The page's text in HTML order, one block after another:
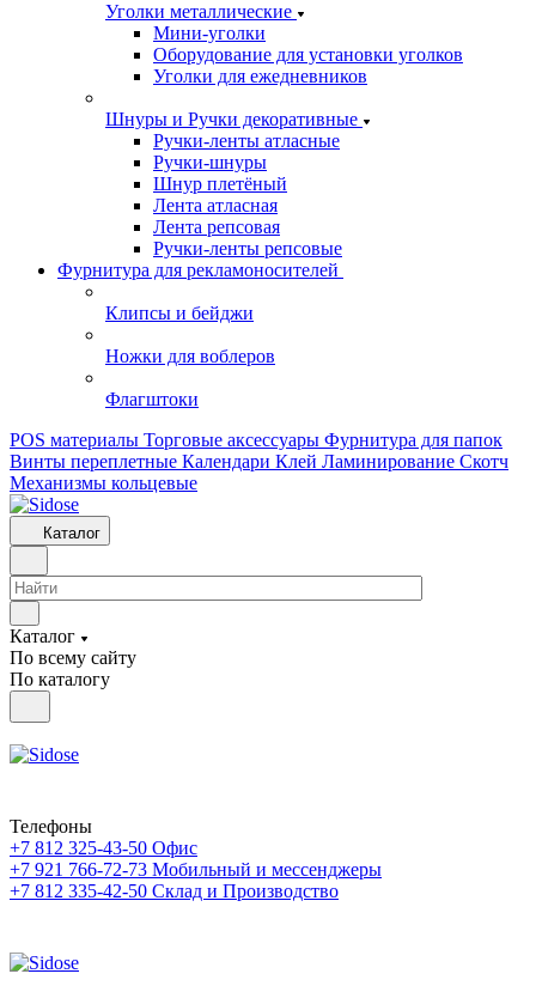
Уголки металлические
Мини-уголки
Оборудование для установки уголков
Уголки для ежедневников
Шнуры и Ручки декоративные
Ручки-ленты атласные
Ручки-шнуры
Шнур плетёный
Лента атласная
Лента репсовая
Ручки-ленты репсовые
Фурнитура для рекламоносителей
Клипсы и бeйджи
Ножки для воблеров
Флагштоки
POS материалы Торговые аксессуары Фурнитура для папок
Винты переплетные Календари Клей Ламинирование Скотч
Механизмы кольцевые
Каталог
Каталог
По всему сайту
По каталогу
Телефоны
+7 812 325-43-50 Офис
+7 921 766-72-73 Мобильный и мессенджеры
+7 812 335-42-50 Склад и Производство